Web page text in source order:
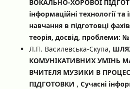
ВОКАЛЬНО-ХОРОВОЇ
інформаційні технології
навчання в підготовці
теорія, досвід, проблеми: №
Л.П. Василевська-Скупа,
КОМУНІКАТИВНИХ УМІНЬ
ВЧИТЕЛЯ МУЗИКИ В
ПІДГОТОВКИ , Сучасні